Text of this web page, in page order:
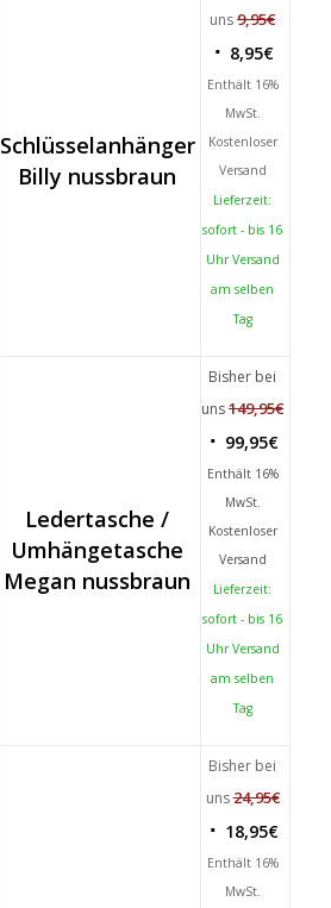
Schlüsselanhänger
Billy nussbraun
uns9,95€
8,95€
Enthält 16%
MwSt.
Kostenloser
Versand
Lieferzeit:
sofort - bis 16
Uhr Versand
am selben
Tag
Ledertasche /
Umhängetasche
Megan nussbraun
Bisher bei
uns149,95€
99,95€
Enthält 16%
MwSt.
Kostenloser
Versand
Lieferzeit:
sofort - bis 16
Uhr Versand
am selben
Tag
Bisher bei
uns24,95€
18,95€
Enthält 16%
MwSt.